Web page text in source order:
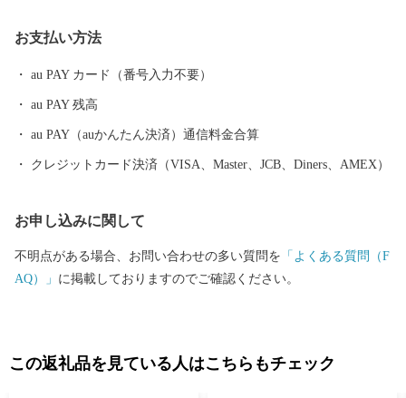
こで焼かれた「くらわんか碗」が全国に出荷され、当時貴重品で
あった磁器を広く普及させるとともに、食文化にも大きな影響を
彩るおしゃれで機能的な日用和食器の一大産地として、全国的に
も高いシェアを誇っています。（すでに皆さまの食卓にも、波佐
見で作られたやきものがあるかも！？）窯元、棚田、温泉など、
お支払い方法
au PAY カード（番号入力不要）
au PAY 残高
au PAY（auかんたん決済）通信料金合算
クレジットカード決済（VISA、Master、JCB、Diners、AMEX）
お申し込みに関して
不明点がある場合、お問い合わせの多い質問を 「よくある質問（F
AQ）」 に掲載しておりますのでご確認ください。
この返礼品を見ている人はこちらもチェック